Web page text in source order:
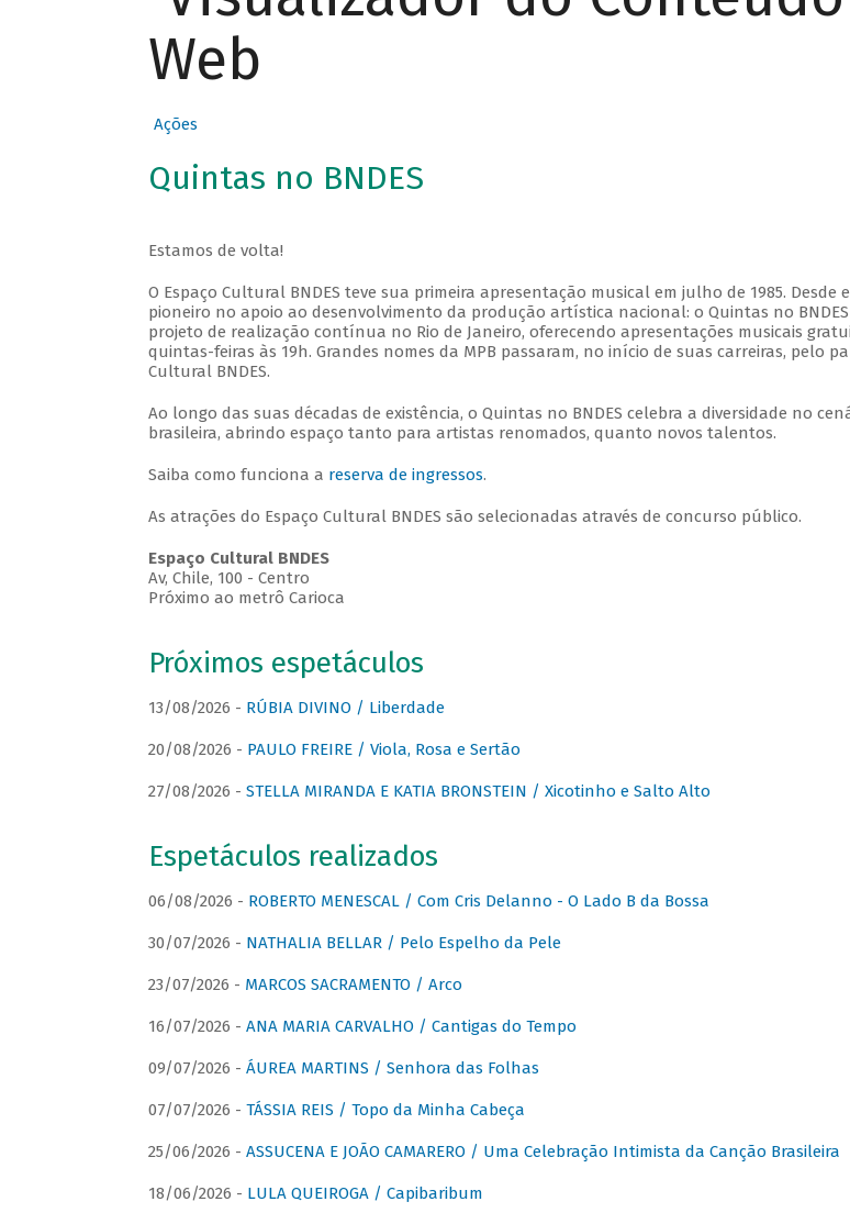
Web
Ações
Quintas no BNDES
Estamos de volta!
O Espaço Cultural BNDES teve sua primeira apresentação musical em julho de 1985. Desde
pioneiro no apoio ao desenvolvimento da produção artística nacional: o Quintas no
projeto de realização contínua no Rio de Janeiro, oferecendo apresentações musicais
quintas-feiras às 19h. Grandes nomes da MPB passaram, no início de suas carreiras, pelo
Cultural BNDES.
Ao longo das suas décadas de existência, o Quintas no BNDES celebra a diversidade no
brasileira, abrindo espaço tanto para artistas renomados, quanto novos talentos.
Saiba como funciona a reserva de ingressos.
As atrações do Espaço Cultural BNDES são selecionadas através de concurso público.
Espaço Cultural BNDES
Av, Chile, 100 - Centro
Próximo ao metrô Carioca
Próximos espetáculos
13/08/2026 - RÚBIA DIVINO / Liberdade
20/08/2026 - PAULO FREIRE / Viola, Rosa e Sertão
27/08/2026 - STELLA MIRANDA E KATIA BRONSTEIN / Xicotinho e Salto Alto
Espetáculos realizados
06/08/2026 - ROBERTO MENESCAL / Com Cris Delanno - O Lado B da Bossa
30/07/2026 - NATHALIA BELLAR / Pelo Espelho da Pele
23/07/2026 - MARCOS SACRAMENTO / Arco
16/07/2026 - ANA MARIA CARVALHO / Cantigas do Tempo
09/07/2026 - ÁUREA MARTINS / Senhora das Folhas
07/07/2026 - TÁSSIA REIS / Topo da Minha Cabeça
25/06/2026 - ASSUCENA E JOÃO CAMARERO / Uma Celebração Intimista da Canção Brasileira
18/06/2026 - LULA QUEIROGA / Capibaribum